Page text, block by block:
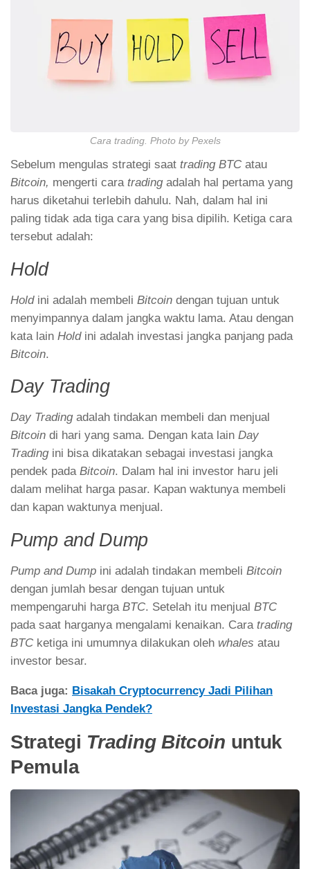
Cara trading. Photo by Pexels
Sebelum mengulas strategi saat trading BTC atau
Bitcoin, mengerti cara trading adalah hal pertama yang
harus diketahui terlebih dahulu. Nah, dalam hal ini
paling tidak ada tiga cara yang bisa dipilih. Ketiga cara
tersebut adalah:
Hold
Hold ini adalah membeli Bitcoin dengan tujuan untuk
menyimpannya dalam jangka waktu lama. Atau dengan
kata lain Hold ini adalah investasi jangka panjang pada
Bitcoin.
Day Trading
Day Trading adalah tindakan membeli dan menjual
Bitcoin di hari yang sama. Dengan kata lain Day
Trading ini bisa dikatakan sebagai investasi jangka
pendek pada Bitcoin. Dalam hal ini investor haru jeli
dalam melihat harga pasar. Kapan waktunya membeli
dan kapan waktunya menjual.
Pump and Dump
Pump and Dump ini adalah tindakan membeli Bitcoin
dengan jumlah besar dengan tujuan untuk
mempengaruhi harga BTC. Setelah itu menjual BTC
pada saat harganya mengalami kenaikan. Cara trading
BTC ketiga ini umumnya dilakukan oleh whales atau
investor besar.
Baca juga: Bisakah Cryptocurrency Jadi Pilihan
Investasi Jangka Pendek?
Strategi Trading Bitcoin untuk
Pemula